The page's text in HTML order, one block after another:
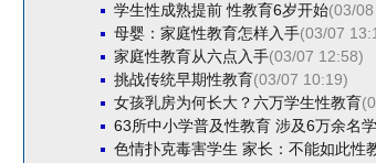
学生性成熟提前 性教育6岁开始(03/
母婴：家庭性教育怎样入手(03/07
家庭性教育从六点入手(03/07 12:58)
挑战传统早期性教育(03/07 10:19)
女孩乳房为何长大？六万学生性教育
63所中小学普及性教育 涉及6万余名
色情扑克毒害学生 家长：不能如此性